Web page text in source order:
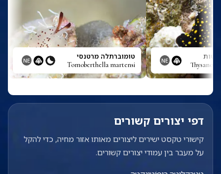
NE טומוברתלה מרטנסי
Tomoberthella martensi
NE
דפי יצורים קשורים
קישורי טקסט ישירים ליצורים מאותו אזור מחיה, כדי להקל
על מעבר בין עמודי יצורים קשורים.